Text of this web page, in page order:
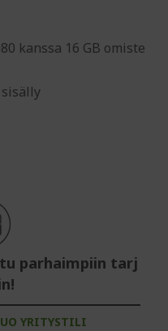
kanssa 16 GB omiste
parhaimpiin tarj
YRITYSTILI